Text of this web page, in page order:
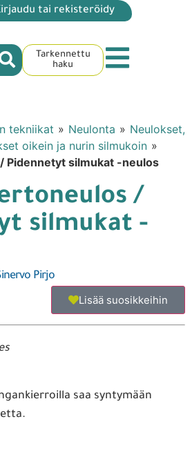
tai rekisteröidy
Tarkennettu
haku
tekniikat » Neulonta » Neulokset,
oikein ja nurin silmukoin »
Pidennetyt silmukat -neulos
/
silmukat -
Pirjo
Lisää suosikkeihin
saa syntymään